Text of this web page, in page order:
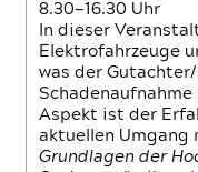
8.30—16.30 Uhr
In dieser
Elektrofahrzeuge
was der
Aspekt ist der
aktuellen Umgang
Grundlagen der